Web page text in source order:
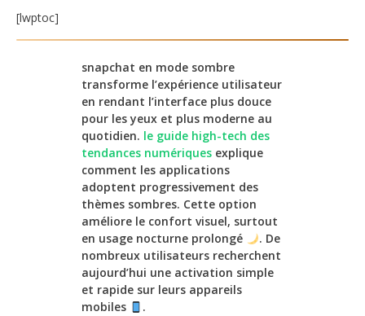
[lwptoc]
snapchat en mode sombre
transforme l’expérience utilisateur
en rendant l’interface plus douce
pour les yeux et plus moderne au
quotidien. le guide high-tech des
tendances numériques explique
comment les applications
adoptent progressivement des
thèmes sombres. Cette option
améliore le confort visuel, surtout
en usage nocturne prolongé
. De
nombreux utilisateurs recherchent
aujourd’hui une activation simple
et rapide sur leurs appareils
mobiles
.